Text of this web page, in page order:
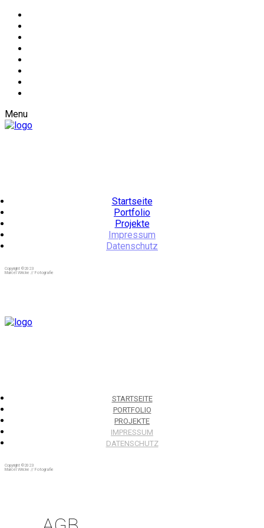
Menu
Startseite
Portfolio
Projekte
Impressum
Datenschutz
Copyright ©2023
Marcel Wricke // Fotografie
STARTSEITE
PORTFOLIO
PROJEKTE
IMPRESSUM
DATENSCHUTZ
Copyright ©2023
Marcel Wricke // Fotografie